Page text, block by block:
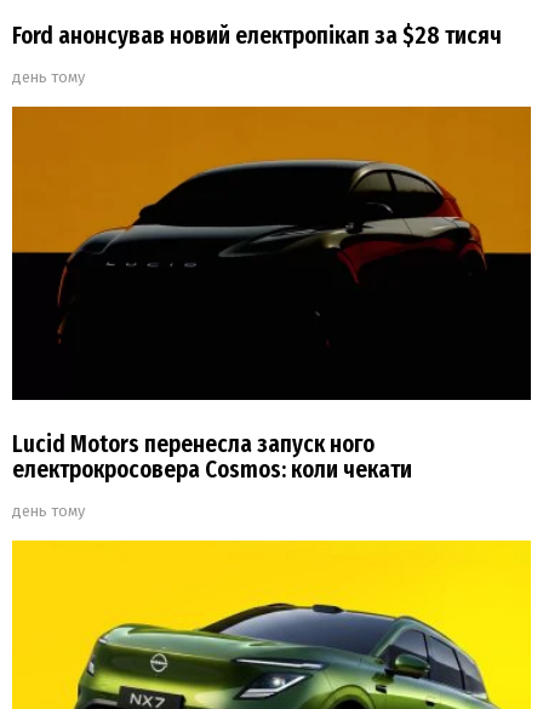
Ford анонсував новий електропікап за $28 тисяч
день тому
Lucid Motors перенесла запуск ного
електрокросовера Cosmos: коли чекати
день тому